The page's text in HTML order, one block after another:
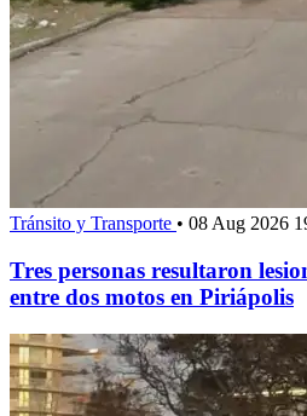
Tránsito y Transporte • 08 Aug 2026
Tres personas resultaron
entre dos motos en Piriápolis